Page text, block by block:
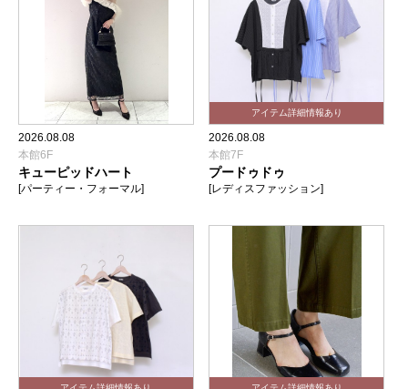
2026.08.08
本館6F
キューピッドハート
[パーティー・フォーマル]
2026.08.08
本館7F
プードゥドゥ
[レディスファッション]